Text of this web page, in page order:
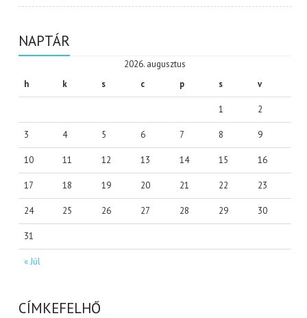
NAPTÁR
2026. augusztus
h
k s c p s v
« Júl
1 2
3 4 5 6 7 8 9
10 11 12 13 14 15 16
17 18 19 20 21 22 23
24 25 26 27 28 29 30
31
CÍMKEFELHŐ